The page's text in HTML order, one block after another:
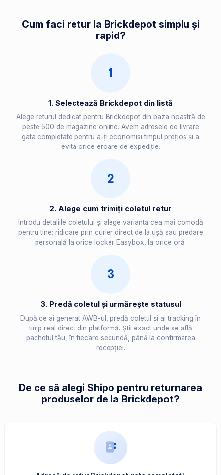
Cum faci retur la Brickdepot simplu și
rapid?
1
1. Selectează Brickdepot din listă
Alege returul dedicat pentru Brickdepot din baza noastră de
peste 500 de magazine online. Avem adresele de livrare
gata completate pentru a-ți economisi timpul prețios și a
evita orice eroare de expediție.
2
2. Alege cum trimiți coletul retur
Introdu detaliile coletului și alege varianta cea mai comodă
pentru tine: ridicare prin curier direct de la ușă sau predare
personală la orice locker Easybox, la orice oră.
3
3. Predă coletul și urmărește statusul
După ce ai generat AWB-ul, predă coletul și ai tracking în
timp real direct din platformă. Știi exact unde se află
pachetul tău, în fiecare secundă, până la confirmarea
recepției.
De ce să alegi Shipo pentru returnarea
produselor de la Brickdepot?